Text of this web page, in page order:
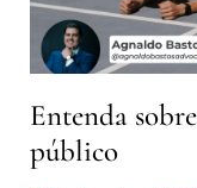
Entenda
público